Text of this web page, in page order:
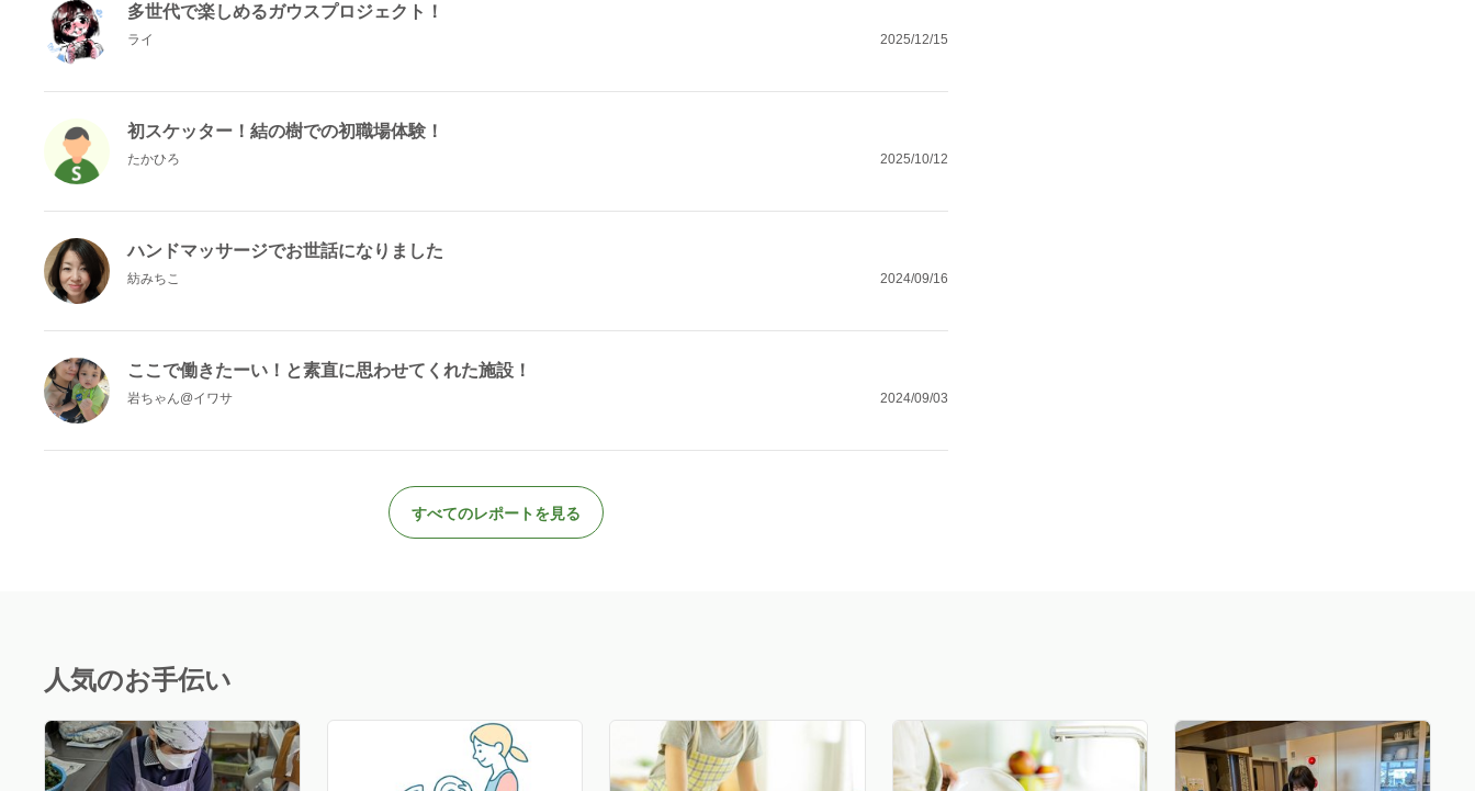
多世代で楽しめるガウスプロジェクト！
ライ 2025/12/15
初スケッター！結の樹での初職場体験！
たかひろ 2025/10/12
ハンドマッサージでお世話になりました
紡みちこ 2024/09/16
ここで働きたーい！と素直に思わせてくれた施設！
岩ちゃん@イワサ 2024/09/03
すべてのレポートを見る
人気のお手伝い